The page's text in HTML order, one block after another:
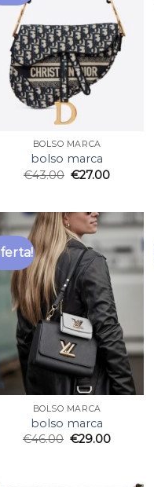
BOLSO MARCA
bolso marca
€43.00 €27.00
BOLSO MARCA
bolso marca
€46.00 €29.00